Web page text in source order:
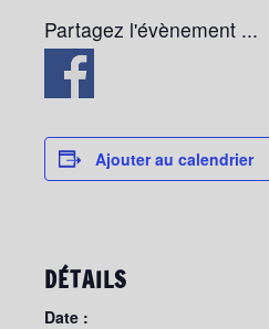
Partagez l'évènement ...
Ajouter au calendrier
DÉTAILS
Date :